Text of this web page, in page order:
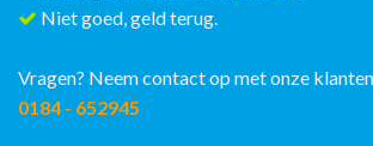
Niet goed, geld terug.
Vragen? Neem contact op met onze
0184 - 652945